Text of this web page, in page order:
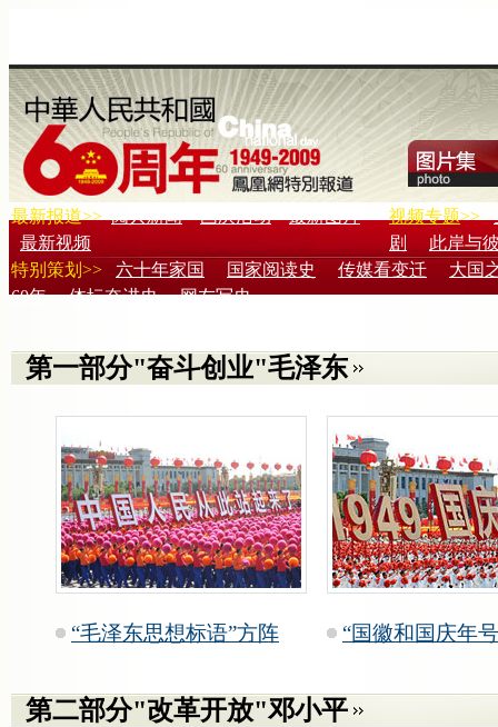
最新报道>> 阅兵新闻 国庆活动
最新图片
最新视频
视频专题>>
剧
此岸与
特别策划>>
六十年家国 国家阅读史 传媒看变迁
大国
60年
体坛奋进史 网友写史
第一部分"奋斗创业"毛泽东
“毛泽东思想标语”方阵 “国徽和国庆年
第二部分"改革开放"邓小平